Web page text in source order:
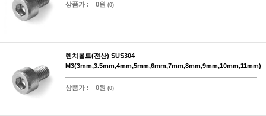
상품가 : 0원 (0)
렌치볼트(전산) SUS304
M3(3mm,3.5mm,4mm,5mm,6mm,7mm,8mm,9mm,10mm,11mm)
상품가 : 0원 (0)